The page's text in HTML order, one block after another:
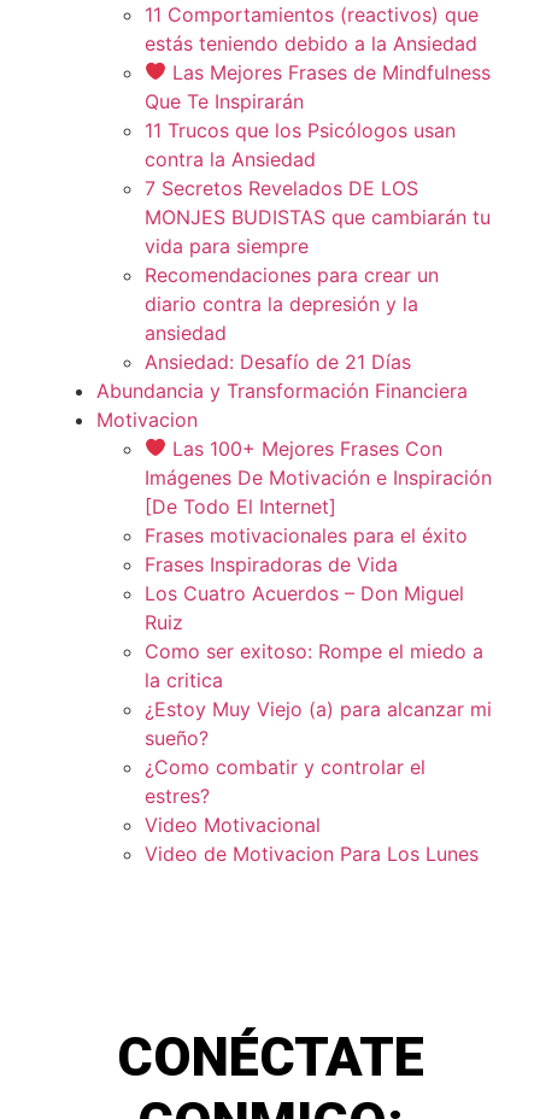
11 Comportamientos (reactivos) que
estás teniendo debido a la Ansiedad
Las Mejores Frases de Mindfulness
Que Te Inspirarán
11 Trucos que los Psicólogos usan
contra la Ansiedad
7 Secretos Revelados DE LOS
MONJES BUDISTAS que cambiarán tu
vida para siempre
Recomendaciones para crear un
diario contra la depresión y la
ansiedad
Ansiedad: Desafío de 21 Días
Abundancia y Transformación Financiera
Motivacion
Las 100+ Mejores Frases Con
Imágenes De Motivación e Inspiración
[De Todo El Internet]
Frases motivacionales para el éxito
Frases Inspiradoras de Vida
Los Cuatro Acuerdos – Don Miguel
Ruiz
Como ser exitoso: Rompe el miedo a
la critica
¿Estoy Muy Viejo (a) para alcanzar mi
sueño?
¿Como combatir y controlar el
estres?
Video Motivacional
Video de Motivacion Para Los Lunes
CONÉCTATE